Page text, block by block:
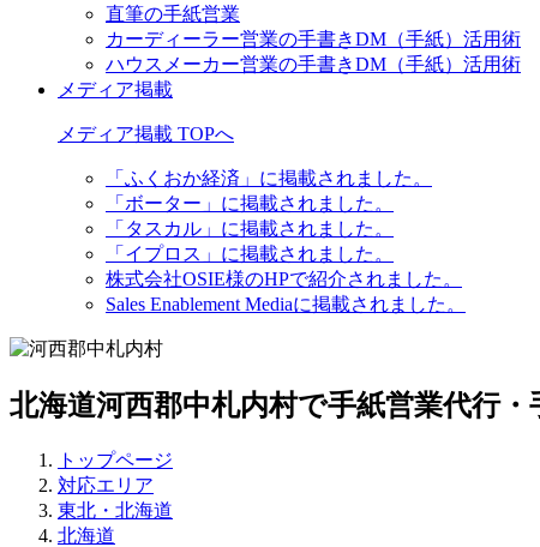
直筆の手紙営業
カーディーラー営業の手書きDM（手紙）活用術
ハウスメーカー営業の手書きDM（手紙）活用術
メディア掲載
メディア掲載 TOPへ
「ふくおか経済」に掲載されました。
「ボーター」に掲載されました。
「タスカル」に掲載されました。
「イプロス」に掲載されました。
株式会社OSIE様のHPで紹介されました。
Sales Enablement Mediaに掲載されました。
北海道河西郡中札内村で手紙営業代行
トップページ
対応エリア
東北・北海道
北海道